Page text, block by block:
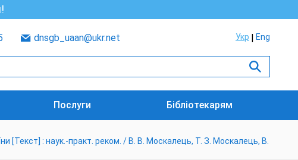
dnsgb_uaan@ukr.net Укр Eng
Послуги Бібліотекарям
[Текст] : наук.-практ. реком. / В. В. Москалець, Т. З. Москалець, В.